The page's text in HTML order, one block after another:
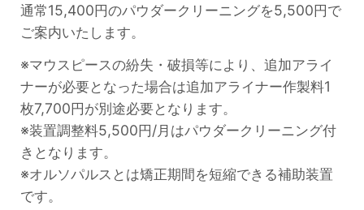
通常15,400円のパウダークリーニングを5,500円で
ご案内いたします。
※マウスピースの紛失・破損等により、追加アライ
ナーが必要となった場合は追加アライナー作製料1
枚7,700円が別途必要となります。
※装置調整料5,500円/月はパウダークリーニング付
きとなります。
※オルソパルスとは矯正期間を短縮できる補助装置
です。